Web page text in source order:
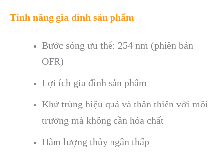
Tính năng gia đình sản phẩm
Bước sóng ưu thế: 254 nm (phiên bản
OFR)
Lợi ích gia đình sản phẩm
Khử trùng hiệu quả và thân thiện với môi
trường mà không cần hóa chất
Hàm lượng thủy ngân thấp